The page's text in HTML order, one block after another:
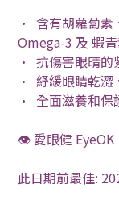
•  含有胡蘿蔔素
Omega-3 及 蝦
•  抗傷害眼晴的
•  紓緩眼睛乾澀
•  全面滋養和保
👁️ 愛眼健 EyeOK
此日期前最佳: